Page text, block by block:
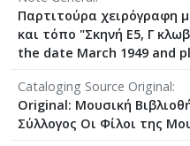
[Φάκελος]
[Φάκελος]
[Φάκελος]
[Φάκελος]
[Φάκελος]
[Φάκελος]
Παρτιτούρα χειρόγραφη
και τόπο "Σκηνή Ε5, Γ
the date March 1949 and
Cataloging Source Original
Original: Μουσική
Σύλλογος Οι Φίλοι της